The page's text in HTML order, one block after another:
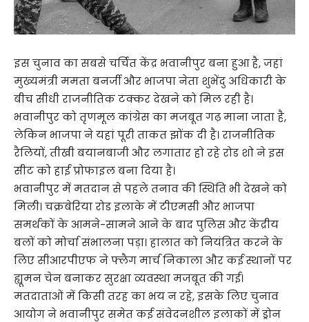
इस चुनाव का सबसे चर्चित केंद्र भवानीपुर बना हुआ है, जहां
मुख्यमंत्री ममता बनर्जी और भाजपा नेता शुभेंदु अधिकारी के
बीच सीधी राजनीतिक टक्कर देखने को मिल रही है।
भवानीपुर को तृणमूल कांग्रेस का मजबूत गढ़ माना जाता है,
लेकिन भाजपा ने यहां पूरी ताकत झोंक दी है। राजनीतिक
रैलियों, तीखी बयानबाजी और लगातार हो रहे रोड शो ने इस
सीट को हाई प्रोफाइल बना दिया है।
भवानीपुर में मतदान से पहले तनाव की स्थिति भी देखने को
मिली। चक्रबेरिया रोड इलाके में टीएमसी और भाजपा
समर्थकों के आमने-सामने आने के बाद पुलिस और केंद्रीय
बलों को मोर्चा संभालना पड़ा। हालात को नियंत्रित करने के
लिए सीआरपीएफ ने फ्लैग मार्च निकाला और कई स्थानों पर
ह्यूमन चेन बनाकर सुरक्षा व्यवस्था मजबूत की गई।
मतदाताओं में किसी तरह का भय न रहे, इसके लिए चुनाव
आयोग ने भवानीपुर समेत कई संवेदनशील इलाकों में ड्रोन